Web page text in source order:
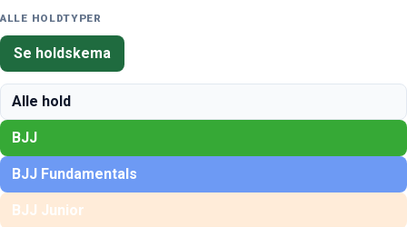
ALLE HOLDTYPER
Se holdskema
Alle hold
BJJ
BJJ Fundamentals
BJJ Junior